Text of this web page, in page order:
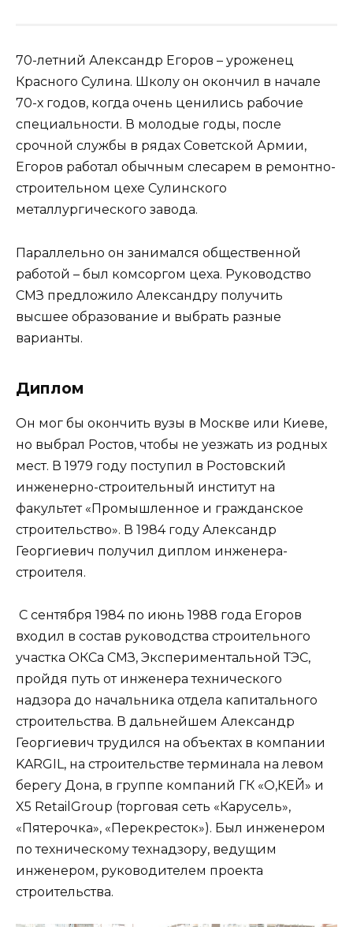
70-летний Александр Егоров – уроженец
Красного Сулина. Школу он окончил в начале
70-х годов, когда очень ценились рабочие
специальности. В молодые годы, после
срочной службы в рядах Советской Армии,
Егоров работал обычным слесарем в ремонтно-
строительном цехе Сулинского
металлургического завода.
Параллельно он занимался общественной
работой – был комсоргом цеха. Руководство
СМЗ предложило Александру получить
высшее образование и выбрать разные
варианты.
Диплом
Он мог бы окончить вузы в Москве или Киеве,
но выбрал Ростов, чтобы не уезжать из родных
мест. В 1979 году поступил в Ростовский
инженерно-строительный институт на
факультет «Промышленное и гражданское
строительство». В 1984 году Александр
Георгиевич получил диплом инженера-
строителя.
С сентября 1984 по июнь 1988 года Егоров
входил в состав руководства строительного
участка ОКСа СМЗ, Экспериментальной ТЭС,
пройдя путь от инженера технического
надзора до начальника отдела капитального
строительства. В дальнейшем Александр
Георгиевич трудился на объектах в компании
KARGIL, на строительстве терминала на левом
берегу Дона, в группе компаний ГК «О,КЕЙ» и
X5 RetailGroup (торговая сеть «Карусель»,
«Пятерочка», «Перекресток»). Был инженером
по техническому технадзору, ведущим
инженером, руководителем проекта
строительства.